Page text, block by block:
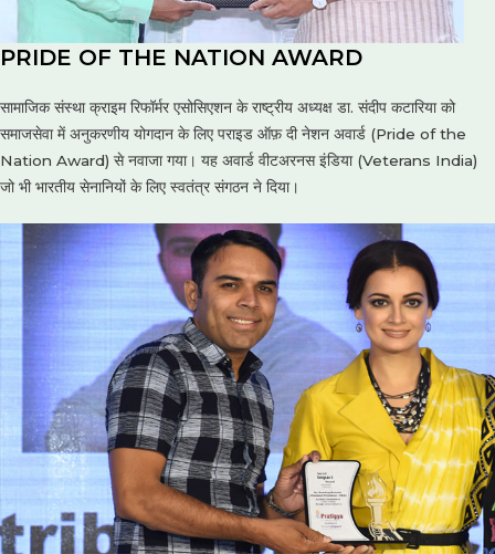
PRIDE OF THE NATION AWARD
सामाजिक संस्था क्राइम रिफॉर्मर एसोसिएशन के राष्ट्रीय अध्यक्ष डा. संदीप कटारिया को
समाजसेवा में अनुकरणीय योगदान के लिए पराइड ऑफ़ दी नेशन अवार्ड (Pride of the
Nation Award) से नवाजा गया। यह अवार्ड वीटअरनस इंडिया (Veterans India)
जो भी भारतीय सेनानियों के लिए स्वतंत्र संगठन ने दिया।